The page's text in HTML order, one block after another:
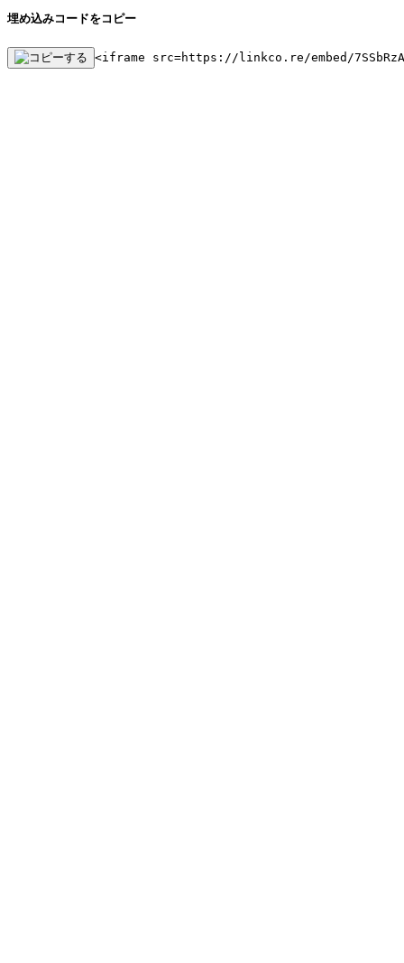
埋め込みコードをコピー
<iframe src=https://linkco.re/embed/